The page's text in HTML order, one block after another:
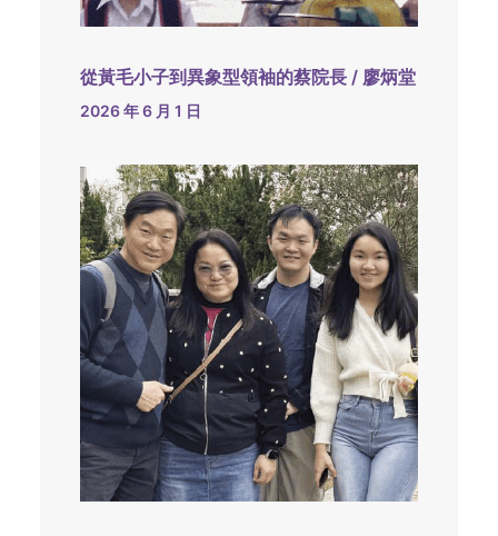
從黃毛小子到異象型領袖的蔡院長 / 廖炳堂
2026 年 6 月 1 日